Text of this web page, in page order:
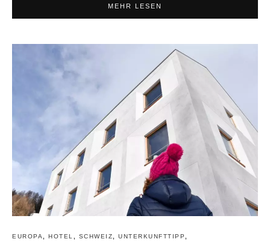
MEHR LESEN
EUROPA HOTEL SCHWEIZ UNTERKUNFTTIPP